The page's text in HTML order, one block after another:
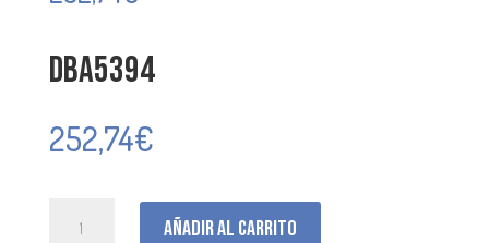
DBA5394
252,74€
Añadir al carrito